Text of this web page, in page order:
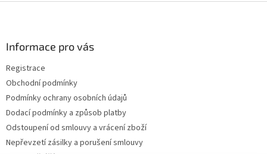
Informace pro vás
Registrace
Obchodní podmínky
Podmínky ochrany osobních údajů
Dodací podmínky a způsob platby
Odstoupení od smlouvy a vrácení zboží
Nepřevzetí zásilky a porušení smlouvy